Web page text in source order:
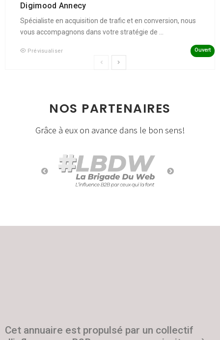
Digimood Annecy
Spécialiste en acquisition de trafic et en conversion, nous
vous accompagnons dans votre stratégie de ...
Prévisualiser Ouvert
NOS PARTENAIRES
Grâce à eux on avance dans le bon sens!
Cet annuaire est propulsé par un collectif